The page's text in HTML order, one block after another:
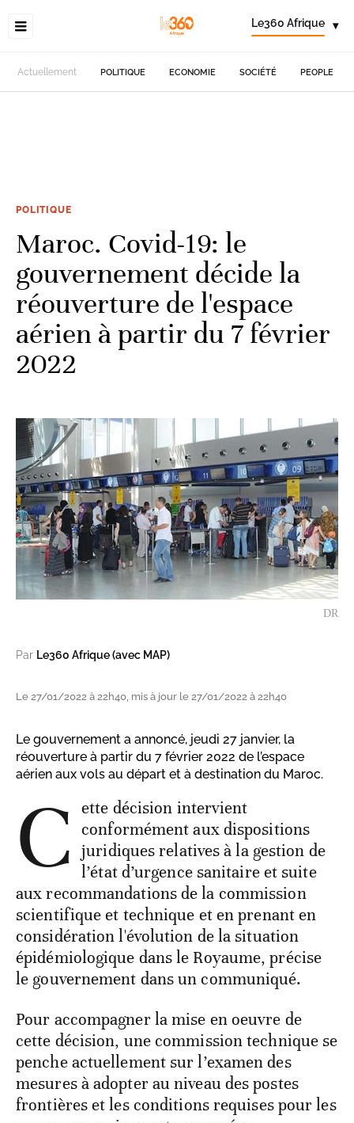
Le360 Afrique ▾
Actuellement POLITIQUE ECONOMIE SOCIÉTÉ PEOPLE
POLITIQUE
Maroc. Covid-19: le
gouvernement décide la
réouverture de l'espace
aérien à partir du 7 février
2022
DR
Par Le360 Afrique (avec MAP)
Le 27/01/2022 à 22h40, mis à jour le 27/01/2022 à 22h40
Le gouvernement a annoncé, jeudi 27 janvier, la
réouverture à partir du 7 février 2022 de l’espace
aérien aux vols au départ et à destination du Maroc.
C ette décision intervient
conformément aux dispositions
juridiques relatives à la gestion de
l’état d’urgence sanitaire et suite
aux recommandations de la commission
scientifique et technique et en prenant en
considération l'évolution de la situation
épidémiologique dans le Royaume, précise
le gouvernement dans un communiqué.
Pour accompagner la mise en oeuvre de
cette décision, une commission technique se
penche actuellement sur l’examen des
mesures à adopter au niveau des postes
frontières et les conditions requises pour les